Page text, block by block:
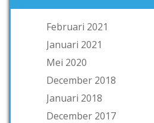
Februari 2021
Januari 2021
Mei 2020
December 2018
Januari 2018
December 2017